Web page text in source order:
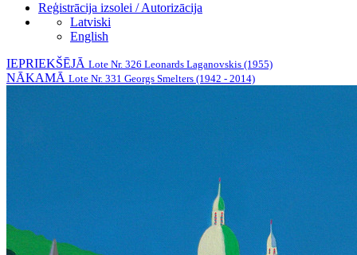
Reģistrācija izsolei / Autorizācija
Latviski
English
IEPRIEKŠĒJĀ Lote Nr. 326 Leonards Laganovskis (1955)
NĀKAMĀ Lote Nr. 331 Georgs Smelters (1942 - 2014)